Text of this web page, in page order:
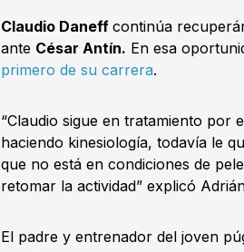
Claudio Daneff continúa
ante César Antín. En esa
primero de su carrera.
“Claudio sigue en tratamiento por
haciendo kinesiología, todavía le
que no está en condiciones de
retomar la actividad” explicó
El padre y entrenador del joven